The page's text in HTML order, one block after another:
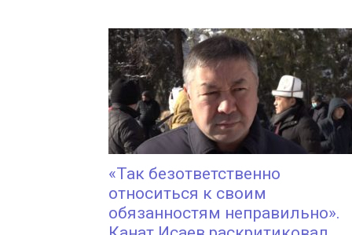
«Так безответственно
относиться к своим
обязанностям неправильно».